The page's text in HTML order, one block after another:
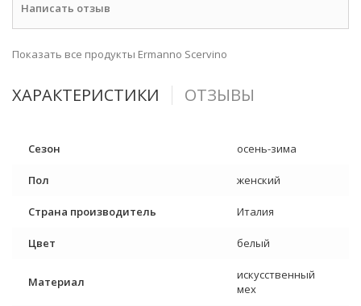
Написать отзыв
Показать все продукты Ermanno Scervino
ХАРАКТЕРИСТИКИ ОТЗЫВЫ
Сезон осень-зима
Пол женский
Страна производитель Италия
Цвет белый
Материал
искусственный
мех